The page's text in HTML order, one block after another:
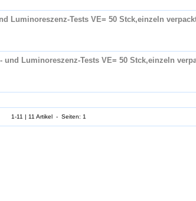
Luminoreszenz-Tests VE= 50 Stck,einzeln
Luminoreszenz-Tests VE= 50 Stck,einzeln
1-11 | 11 Artikel - Seiten: 1